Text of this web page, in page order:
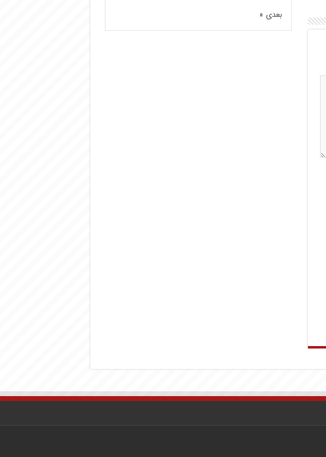
بعدی »